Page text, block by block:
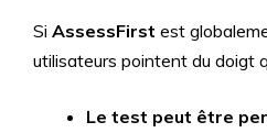
Si AssessFirst est
utilisateurs pointent du doigt
Le test peut être